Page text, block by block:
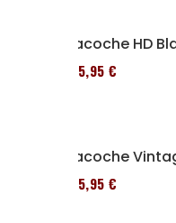
Sacoche HD
185,95 €
Sacoche
185,95 €